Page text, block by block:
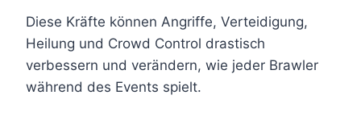
Diese Kräfte können Angriffe, Verteidigung,
Heilung und Crowd Control drastisch
verbessern und verändern, wie jeder Brawler
während des Events spielt.